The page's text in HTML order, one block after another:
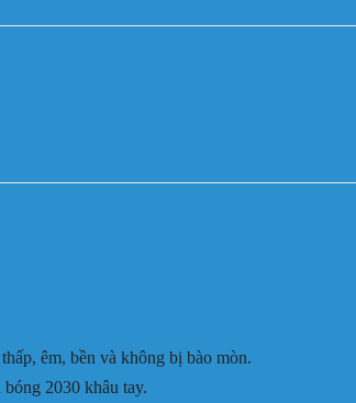
êm, bền và không bị bào mòn.
2030 khâu tay.